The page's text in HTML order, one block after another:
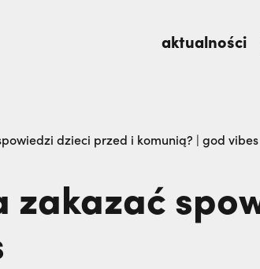
aktualności
żyje!” | JESTEM,Dlaczego
dzieci przed i komunią? | god vibes
zakazać